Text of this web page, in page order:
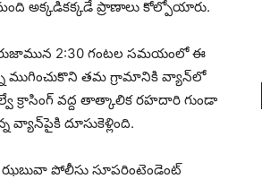
అక్కడికక్కడే ప్రాణాలు కోల్పోయారు.
2:30 గంటల సమయంలో ఈ
ముగించుకొని తమ గ్రామానికి వ్యాన్‌లో
క్రాసింగ్‌ వద్ద తాత్కాలిక రహదారి గుండా
వ్యాన్‌పైకి దూసుకెళ్లింది.
పోలీసు సూపరింటెండెంట్‌